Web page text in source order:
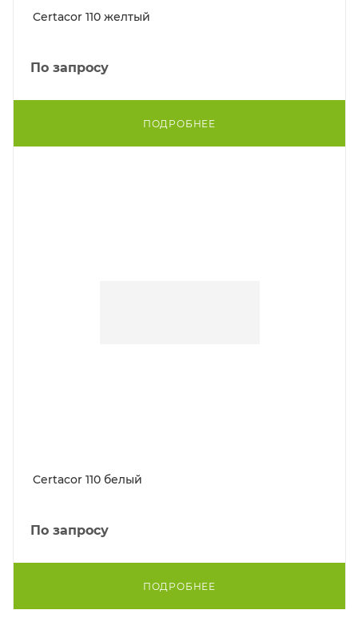
Certacor 110 желтый
По запросу
ПОДРОБНЕЕ
Certacor 110 белый
По запросу
ПОДРОБНЕЕ